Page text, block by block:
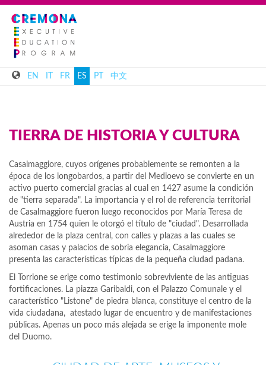
EN FR ES PT 中文
TIERRA DE HISTORIA Y CULTURA
Casalmaggiore, cuyos orígenes probablemente se remonten a la
época de los longobardos, a partir del Medioevo se convierte en un
activo puerto comercial gracias al cual en 1427 asume la condición
de "tierra separada". La importancia y el rol de referencia territorial
de Casalmaggiore fueron luego reconocidos por María Teresa de
Austria en 1754 quien le otorgó el título de "ciudad". Desarrollada
alrededor de la plaza central, con calles y plazas a las cuales se
asoman casas y palacios de sobria elegancia, Casalmaggiore
presenta las características típicas de la pequeña ciudad padana.
El Torrione se erige como testimonio sobreviviente de las antiguas
fortificaciones. La piazza Garibaldi, con el Palazzo Comunale y el
característico "Listone" de piedra blanca, constituye el centro de la
vida ciudadana, atestado lugar de encuentro y de manifestaciones
públicas. Apenas un poco más alejada se erige la imponente mole
del Duomo.